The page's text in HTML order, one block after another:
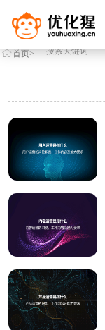
首页> 标签>COO